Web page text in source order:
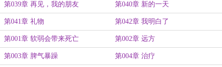
第039章 再见，我的朋友 第040章 新的一天
第041章 礼物 第042章 我明白了
第001章 软弱会带来死亡 第002章 远方
第003章 脾气暴躁 第004章 治疗